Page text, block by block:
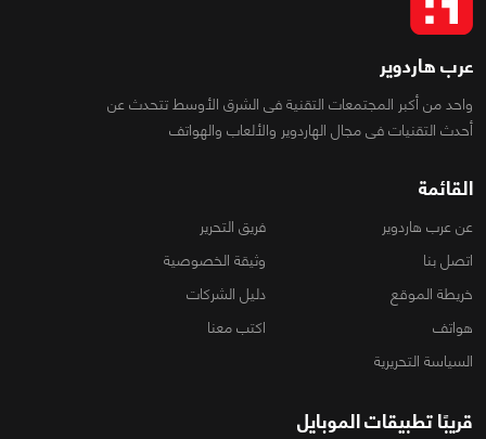
عرب هاردوير
واحد من أكبر المجتمعات التقنية فى الشرق الأوسط تتحدث عن
أحدث التقنيات فى مجال الهاردوير والألعاب والهواتف
القائمة
عن عرب هاردوير
فريق التحرير
اتصل بنا
وثيقة الخصوصية
خريطة الموقع
دليل الشركات
هواتف
اكتب معنا
السياسة التحريرية
قريبًا تطبيقات الموبايل